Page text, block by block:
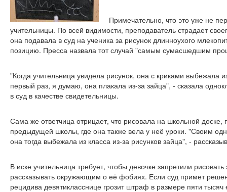
Примечательно, что это уже не
учительницы. По всей видимости, преподаватель страдает
она подавала в суд на ученика за рисунок длинноухого
позицию. Пресса назвала тот случай "самым сумасшедшим
"Когда учительница увидела рисунок, она с криками выбежала
первый раз, я думаю, она плакала из-за зайца", - сказала
в суд в качестве свидетельницы.
Сама же ответчица отрицает, что рисовала на школьной доске,
предыдущей школы, где она также вела у неё уроки. "Своим
она тогда выбежала из класса из-за рисунков зайца", -
В иске учительница требует, чтобы девочке запретили
рассказывать окружающим о её фобиях. Если суд примет
рецидива девятикласснице грозит штраф в размере пяти тысяч